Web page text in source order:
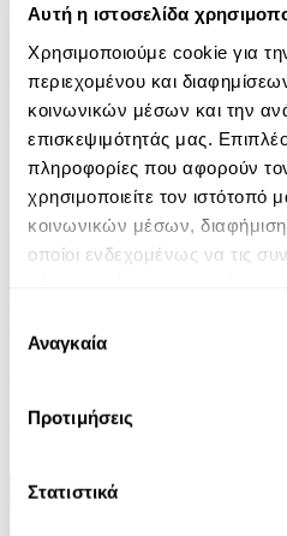
Αυτή η ιστοσελίδα
Χρησιμοποιούμε cookie για
περιεχομένου και
κοινωνικών μέσων και την
επισκεψιμότητάς μας.
πληροφορίες που αφορούν
χρησιμοποιείτε τον ιστότοπό
κοινωνικών μέσων,
οποίοι ενδεχομένως να τις
των υπηρεσιών τους.
συγκατάθεσης
Αναγκαία
Προτιμήσεις
Στατιστικά
Δεσμώτες του Πάθους
Μαρία Στεφάνου
8.90€
Δρ Λίζα Βάρβογλη